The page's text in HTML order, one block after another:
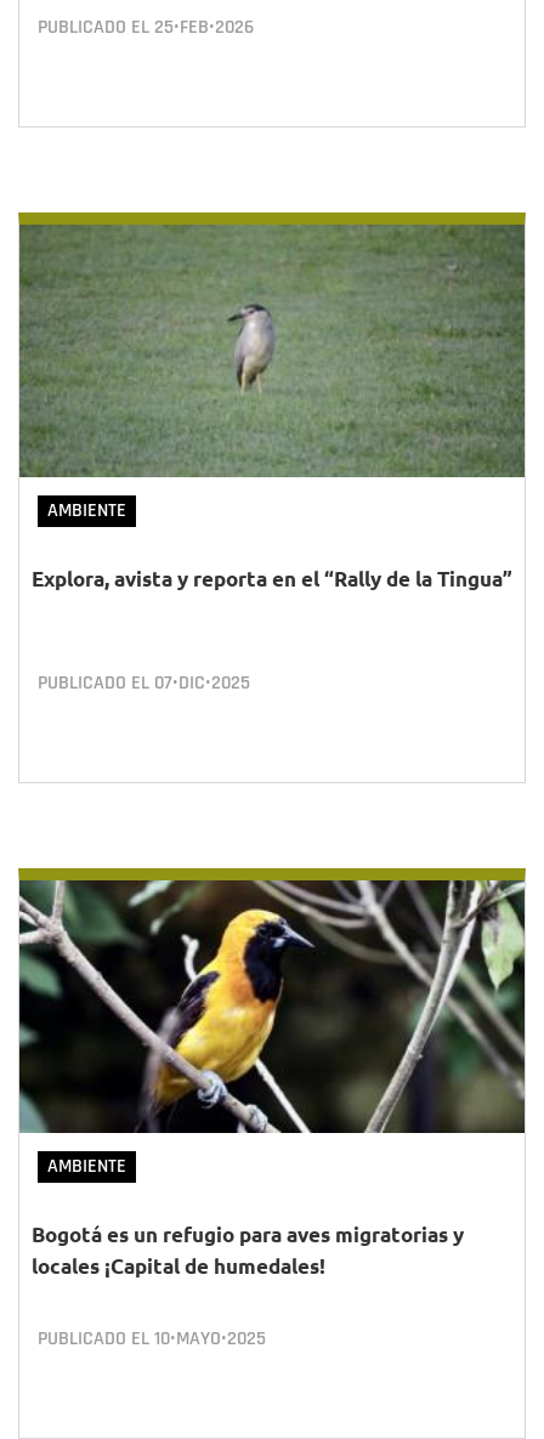
PUBLICADO EL 25•FEB•2026
AMBIENTE
Explora, avista y reporta en el “Rally de la Tingua”
PUBLICADO EL 07•DIC•2025
AMBIENTE
Bogotá es un refugio para aves migratorias y
locales ¡Capital de humedales!
PUBLICADO EL10•MAYO•2025